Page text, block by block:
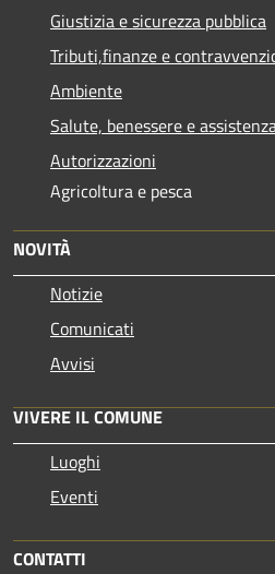
Giustizia e sicurezza pubblica
Tributi,finanze e
Ambiente
Salute, benessere e
Autorizzazioni
Agricoltura e pesca
NOVITÀ
Notizie
Comunicati
Avvisi
VIVERE IL COMUNE
Luoghi
Eventi
CONTATTI